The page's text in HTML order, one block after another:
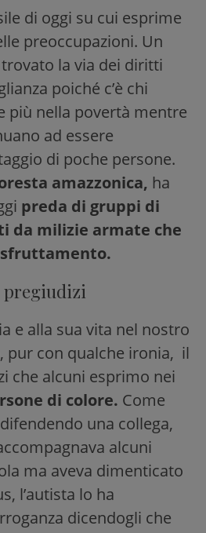
di oggi su cui esprime
preoccupazioni. Un
la via dei diritti
poiché c’è chi
più nella povertà mentre
ad essere
di poche persone.
amazzonica, ha
preda di gruppi di
da milizie armate che
pregiudizi
e alla sua vita nel nostro
pur con qualche ironia, il
che alcuni esprimo nei
di colore. Come
una collega,
alcuni
ma aveva dimenticato
l’autista lo ha
dicendogli che